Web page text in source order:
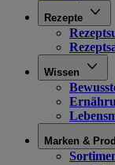
Rezepte
Wissen
Marken &